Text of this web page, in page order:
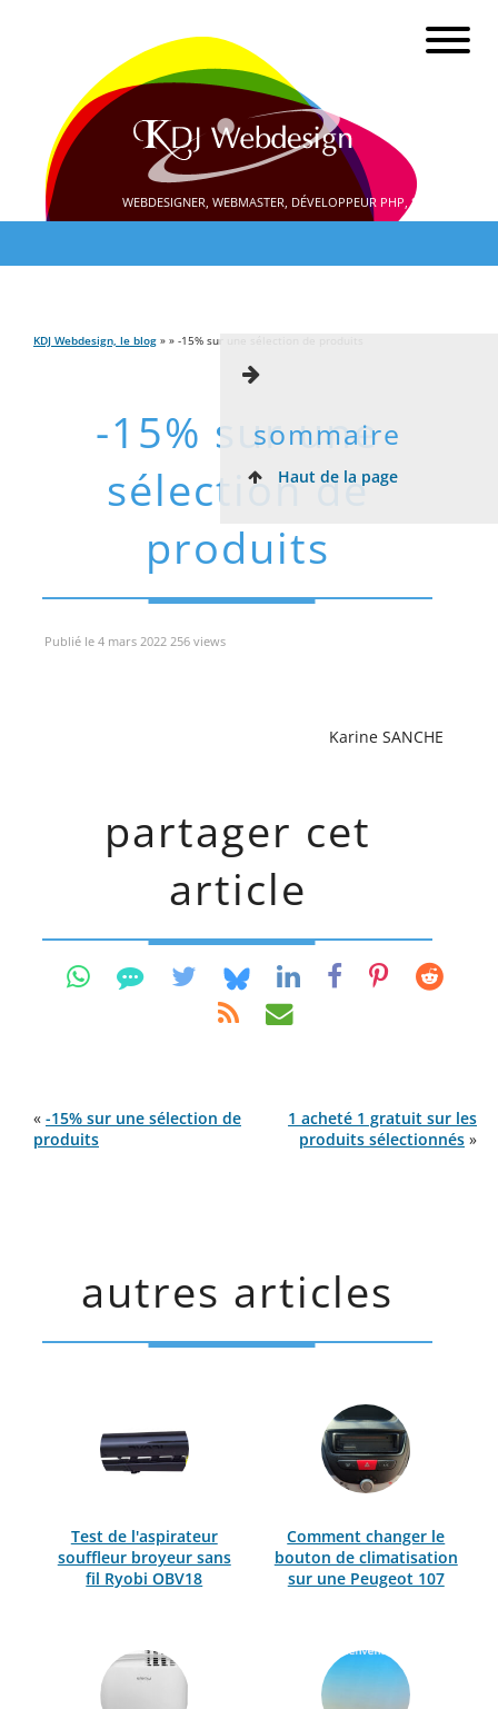
WEBDESIGNER, WEBMASTER, DÉVELOPPEUR PHP, SEO
KDJ Webdesign, le blog » » -15% sur une sélection de produits
-15% sur une
sélection de
produits
sommaire
Haut de la page
Publié le 4 mars 2022 256 views
Karine SANCHE
partager cet
article
« -15% sur une sélection de
produits
1 acheté 1 gratuit sur les
produits sélectionnés »
autres articles
Test de l'aspirateur
souffleur broyeur sans
fil Ryobi OBV18
Comment changer le
bouton de climatisation
sur une Peugeot 107